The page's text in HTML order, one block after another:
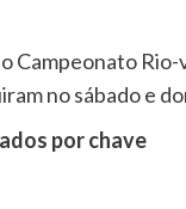
Campeonato
no sábado e
por chave